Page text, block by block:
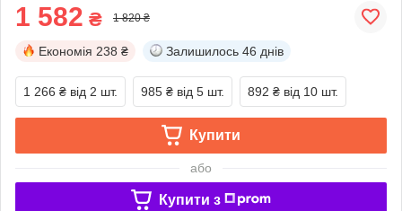
1 582 ₴ 1 820 ₴
Економія 238 ₴ Залишилось 46 днів
1 266 ₴ від 2 шт. 985 ₴ від 5 шт. 892 ₴ від 10 шт.
Купити
або
Купити з